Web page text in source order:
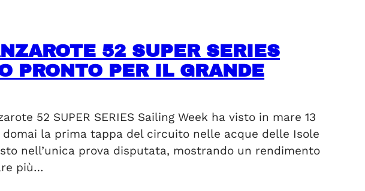
52 SUPER SERIES
PRONTO PER IL GRANDE
52 SUPER SERIES Sailing Week ha visto in mare 13
la prima tappa del circuito nelle acque delle Isole
nell’unica prova disputata, mostrando un rendimento
più…